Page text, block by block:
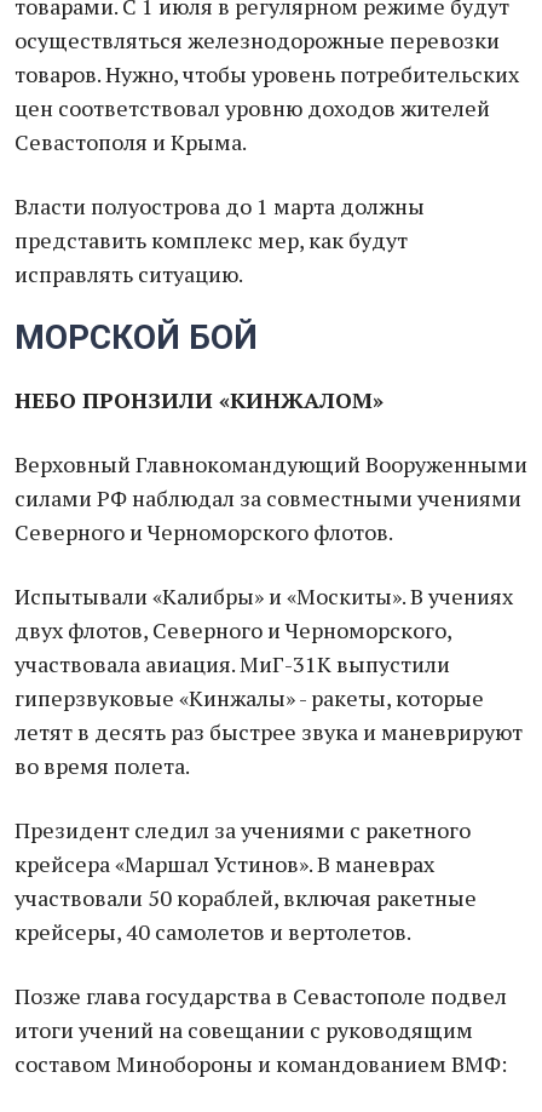
товарами. С 1 июля в регулярном режиме будут
осуществляться железнодорожные перевозки
товаров. Нужно, чтобы уровень потребительских
цен соответствовал уровню доходов жителей
Севастополя и Крыма.
Власти полуострова до 1 марта должны
представить комплекс мер, как будут
исправлять ситуацию.
МОРСКОЙ БОЙ
НЕБО ПРОНЗИЛИ «КИНЖАЛОМ»
Верховный Главнокомандующий Вооруженными
силами РФ наблюдал за совместными учениями
Северного и Черноморского флотов.
Испытывали «Калибры» и «Москиты». В учениях
двух флотов, Северного и Черноморского,
участвовала авиация. МиГ-31К выпустили
гиперзвуковые «Кинжалы» - ракеты, которые
летят в десять раз быстрее звука и маневрируют
во время полета.
Президент следил за учениями с ракетного
крейсера «Маршал Устинов». В маневрах
участвовали 50 кораблей, включая ракетные
крейсеры, 40 самолетов и вертолетов.
Позже глава государства в Севастополе подвел
итоги учений на совещании с руководящим
составом Минобороны и командованием ВМФ: